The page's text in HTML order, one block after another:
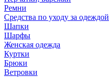
Ремни
Средства по уходу за одеждой
Шапки
Шарфы
Женская одежда
Куртки
Брюки
Ветровки